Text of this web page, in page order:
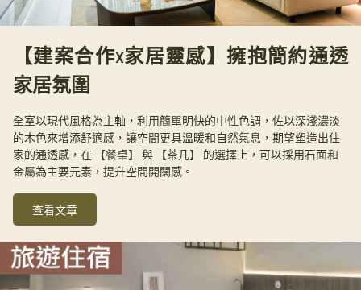
【建案合作x家居靈感】擁抱簡約通透
家居氛圍
全室以現代風格為主軸，利用簡單明快的中性色調，佐以深淺濃淡
的木色來增添舒適感，讓空間更具溫暖和自然氣息，期望塑造出住
家的通透感，在 【餐桌】 與 【茶几】 的選擇上，可以採用石面和
金屬為主要元素，提升空間開闊感。
查看文章